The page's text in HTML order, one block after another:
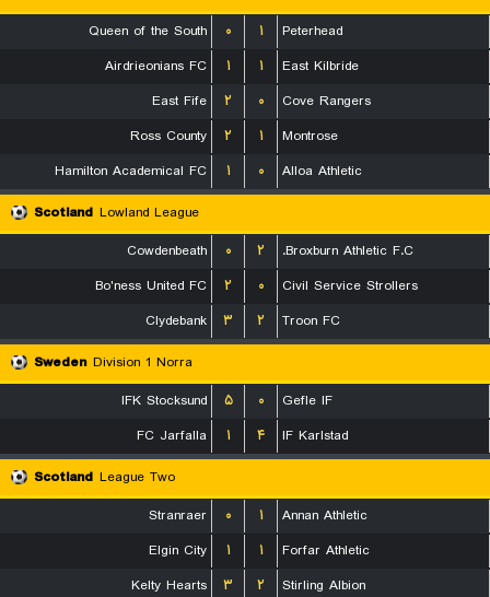
Queen of the South
۰ ۱
Peterhead
Airdrieonians FC
۱ ۱
East Kilbride
East Fife
۲ ۰
Cove Rangers
Ross County
۲ ۱
Montrose
Hamilton Academical FC
۱ ۰
Alloa Athletic
Scotland Lowland League
Cowdenbeath
۰ ۲
Broxburn Athletic F.C.
Bo'ness United FC
۲ ۰
Civil Service Strollers
Clydebank
۳ ۲
Troon FC
Sweden Division 1 Norra
IFK Stocksund
۵ ۰
Gefle IF
FC Jarfalla
۱ ۴
IF Karlstad
Scotland League Two
Stranraer
۰ ۱
Annan Athletic
Elgin City
۱ ۱
Forfar Athletic
Kelty Hearts
۳ ۲
Stirling Albion